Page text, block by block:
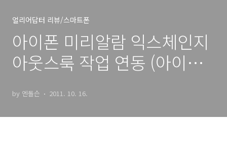
얼리어답터 리뷰/스마트폰
아이폰 미리알람 익스체인지
아웃스룩 작업 연동 (아이폰
나와요)
by 엔돌슨 2011. 10. 16.